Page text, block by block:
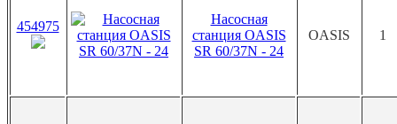
454975
Насосная
станция OASIS
SR 60/37N - 24
OASIS 1